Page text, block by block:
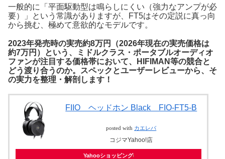
一般的に「平面駆動型は鳴らしにくい（強力なアンプが必
要）」という常識がありますが、FT5はその定説に真っ向
から挑む、極めて意欲的なモデルです。
2023年発売時の実売約8万円（2026年現在の実売価格は
約7万円）という、ミドルクラス・ポータブルオーディオ
ファンが注目する価格帯において、HIFIMAN等の競合と
どう渡り合うのか。スペックとユーザーレビューから、そ
の実力を整理・解剖します！
FIIO ヘッドホン Black FIO-FT5-B
posted with カエレバ
コジマYahoo!店
Yahooショッピング